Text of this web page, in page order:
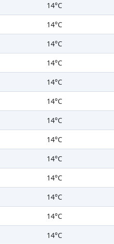
14°C
14°C
14°C
14°C
14°C
14°C
14°C
14°C
14°C
14°C
14°C
14°C
14°C